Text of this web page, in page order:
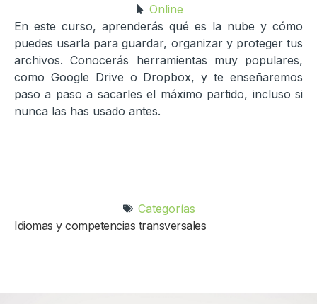
Online
En este curso, aprenderás qué es la nube y cómo
puedes usarla para guardar, organizar y proteger tus
archivos. Conocerás herramientas muy populares,
como Google Drive o Dropbox, y te enseñaremos
paso a paso a sacarles el máximo partido, incluso si
nunca las has usado antes.
Categorías
Idiomas y competencias transversales